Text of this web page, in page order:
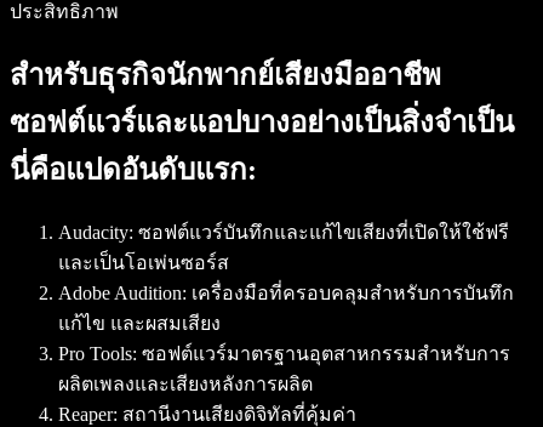
ประสิทธิภาพ
สำหรับธุรกิจนักพากย์เสียงมืออาชีพ
ซอฟต์แวร์และแอปบางอย่างเป็นสิ่งจำเป็น
นี่คือแปดอันดับแรก:
Audacity: ซอฟต์แวร์บันทึกและแก้ไขเสียงที่เปิดให้ใช้ฟรี
และเป็นโอเพ่นซอร์ส
Adobe Audition: เครื่องมือที่ครอบคลุมสำหรับการบันทึก
แก้ไข และผสมเสียง
Pro Tools: ซอฟต์แวร์มาตรฐานอุตสาหกรรมสำหรับการ
ผลิตเพลงและเสียงหลังการผลิต
Reaper: สถานีงานเสียงดิจิทัลที่คุ้มค่า